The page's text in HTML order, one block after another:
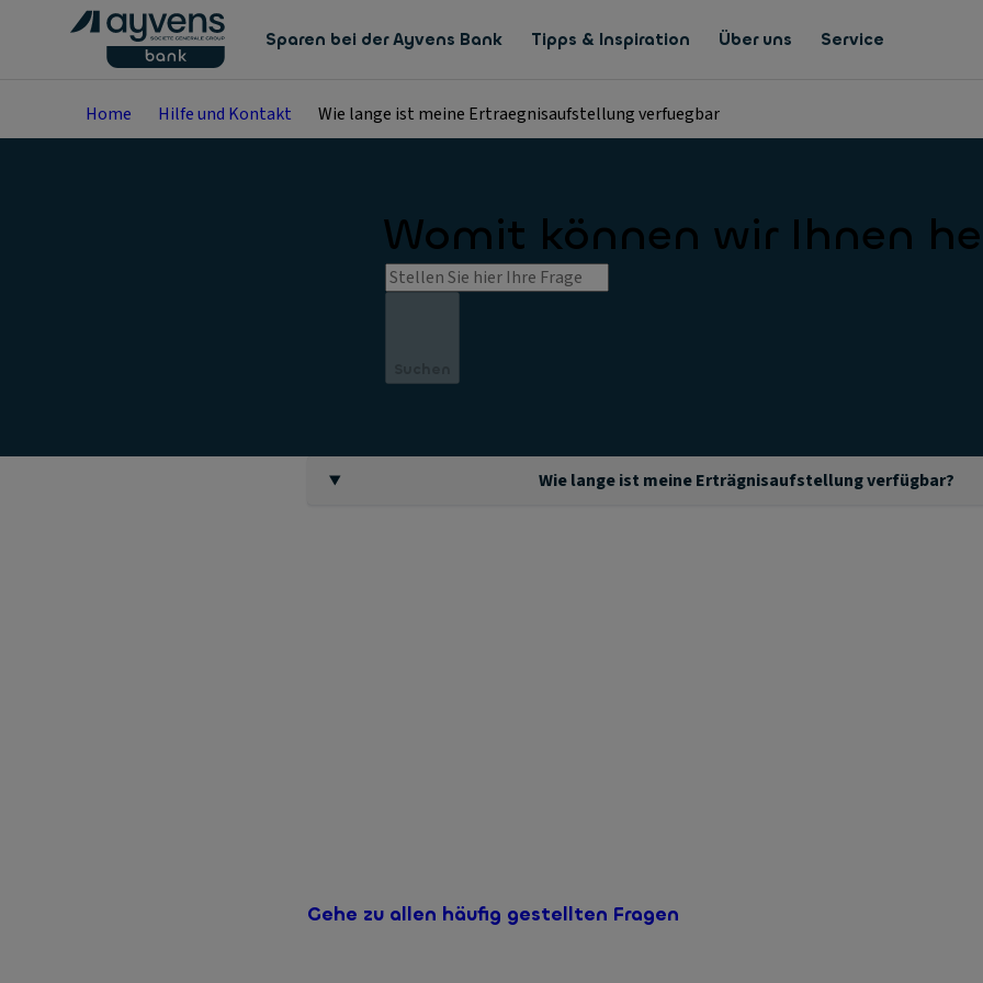
Sparen bei der Ayvens Bank Tipps & Inspiration Über uns Service
Home Hilfe und Kontakt Wie lange ist meine Ertraegnisaufstellung verfuegbar
Womit können wir Ihnen
Wie lange ist meine Erträgnisaufstellung verfügbar?
Gehe zu allen häufig gestellten Fragen